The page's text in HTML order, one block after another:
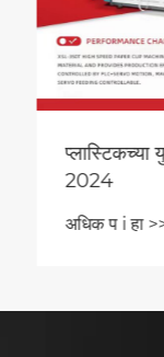
प्लास्टिकच्या
2024
अधिक प i हा >>